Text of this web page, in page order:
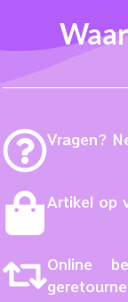
Vragen?
Artikel op
Online